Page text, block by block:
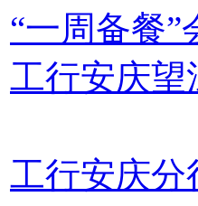
“一周备餐
工行安庆望
工行安庆分